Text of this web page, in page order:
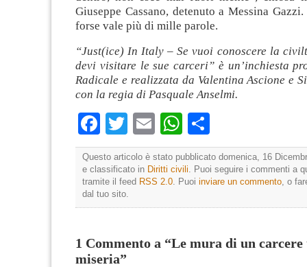
Giuseppe Cassano, detenuto a Messina
forse vale più di mille parole.
“Just(ice) In Italy – Se vuoi conoscere la
devi visitare le sue carceri” è un’inchiesta
Radicale e realizzata da Valentina Ascione e
con la regia di Pasquale Anselmi.
Facebook
TwitterEmailWhatsApp
Questo articolo è stato pubblicato domenica, 16
e classificato in Diritti civili . Puoi seguire i commenti a
tramite il feed RSS 2.0 . Puoi inviare un commento , o
dal tuo sito.
1 Commento a “Le mura di un
miseria”